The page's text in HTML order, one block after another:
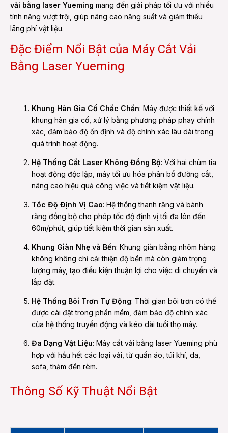
vải bằng laser Yueming mang đến giải pháp tối ưu với nhiều
tính năng vượt trội, giúp nâng cao năng suất và giảm thiểu
lãng phí vật liệu.
Đặc Điểm Nổi Bật của Máy Cắt Vải
Bằng Laser Yueming
Khung Hàn Gia Cố Chắc Chắn: Máy được thiết kế với
khung hàn gia cố, xử lý bằng phương pháp phay chính
xác, đảm bảo độ ổn định và độ chính xác lâu dài trong
quá trình hoạt động.
Hệ Thống Cắt Laser Không Đồng Bộ: Với hai chùm tia
hoạt động độc lập, máy tối ưu hóa phân bổ đường cắt,
nâng cao hiệu quả công việc và tiết kiệm vật liệu.
Tốc Độ Định Vị Cao: Hệ thống thanh răng và bánh
răng đồng bộ cho phép tốc độ định vị tối đa lên đến
60m/phút, giúp tiết kiệm thời gian sản xuất.
Khung Giàn Nhẹ và Bền: Khung giàn bằng nhôm hàng
không không chỉ cải thiện độ bền mà còn giảm trọng
lượng máy, tạo điều kiện thuận lợi cho việc di chuyển và
lắp đặt.
Hệ Thống Bôi Trơn Tự Động: Thời gian bôi trơn có thể
được cài đặt trong phần mềm, đảm bảo độ chính xác
của hệ thống truyền động và kéo dài tuổi thọ máy.
Đa Dạng Vật Liệu: Máy cắt vải bằng laser Yueming phù
hợp với hầu hết các loại vải, từ quần áo, túi khí, da,
sofa, thảm đến rèm.
Thông Số Kỹ Thuật Nổi Bật